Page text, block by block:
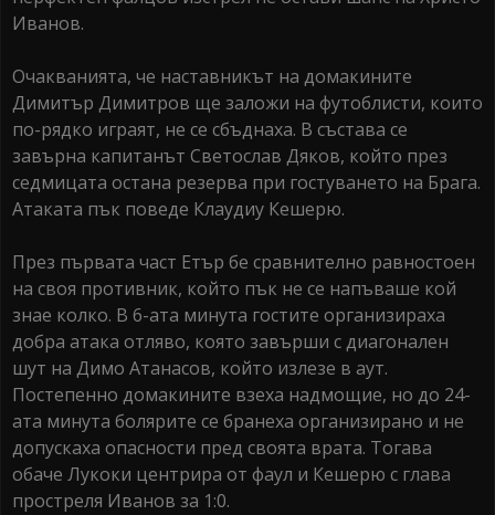
Иванов.
Очакванията, че наставникът на домакините
Димитър Димитров ще заложи на футоблисти, които
по-рядко играят, не се сбъднаха. В състава се
завърна капитанът Светослав Дяков, който през
седмицата остана резерва при гостуването на Брага.
Атаката пък поведе Клаудиу Кешерю.
През първата част Етър бе сравнително равностоен
на своя противник, който пък не се напъваше кой
знае колко. В 6-ата минута гостите организираха
добра атака отляво, която завърши с диагонален
шут на Димо Атанасов, който излезе в аут.
Постепенно домакините взеха надмощие, но до 24-
ата минута болярите се бранеха организирано и не
допускаха опасности пред своята врата. Тогава
обаче Лукоки центрира от фаул и Кешерю с глава
простреля Иванов за 1:0.